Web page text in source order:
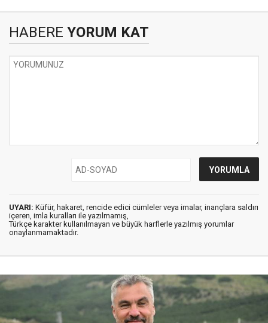
HABERE YORUM KAT
UYARI: Küfür, hakaret, rencide edici cümleler veya imalar, inançlara saldırı
içeren, imla kuralları ile yazılmamış,
Türkçe karakter kullanılmayan ve büyük harflerle yazılmış yorumlar
onaylanmamaktadır.